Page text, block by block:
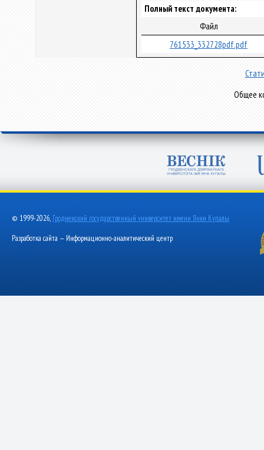
Полный текст документа:
Файл
761533_332728pdf.pdf
Общее
© 1999-2026, Гродненский государственный университет имени Янки Купалы
Разработка сайта — Информационно-аналитический центр